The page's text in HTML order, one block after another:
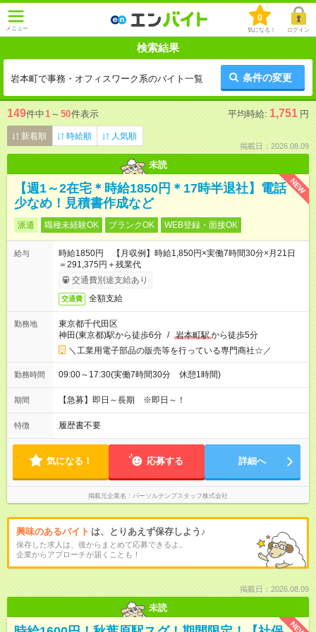
メニュー
0
気になる！ ログイン
検索結果
岩本町で事務・オフィスワーク系のバイト一覧 条件の変更
149件中1 ～ 50件表示 平均時給: 1,751 円
新着順 時給順 人気順
掲載日：2026.08.09
未読
NEW
【週1～2在宅＊時給1850円＊17時半退社】電話
少なめ！見積書作成など
派遣 職種未経験OK ブランクOK WEB登録・面接OK
給与
時給1850円 【月収例】時給1,850円×実働7時間30分×月21日
＝291,375円＋残業代
交通費別途支給あり
交通費 全額支給
勤務地
東京都千代田区
神田(東京都)駅から徒歩6分 / 岩本町駅から徒歩5分
＼工業用電子部品の販売等を行っている専門商社☆／
勤務時間 09:00～17:30(実働7時間30分 休憩1時間)
期間 【急募】即日～長期 ※即日～！
特徴 履歴書不要
気になる！ 応募する 詳細へ
掲載元企業名 パーソルテンプスタッフ株式会社
興味のあるバイト は、とりあえず保存しよう♪
保存した求人は、後からまとめて応募できるよ。
企業からアプローチが届くことも！
掲載日：2026.08.09
未読